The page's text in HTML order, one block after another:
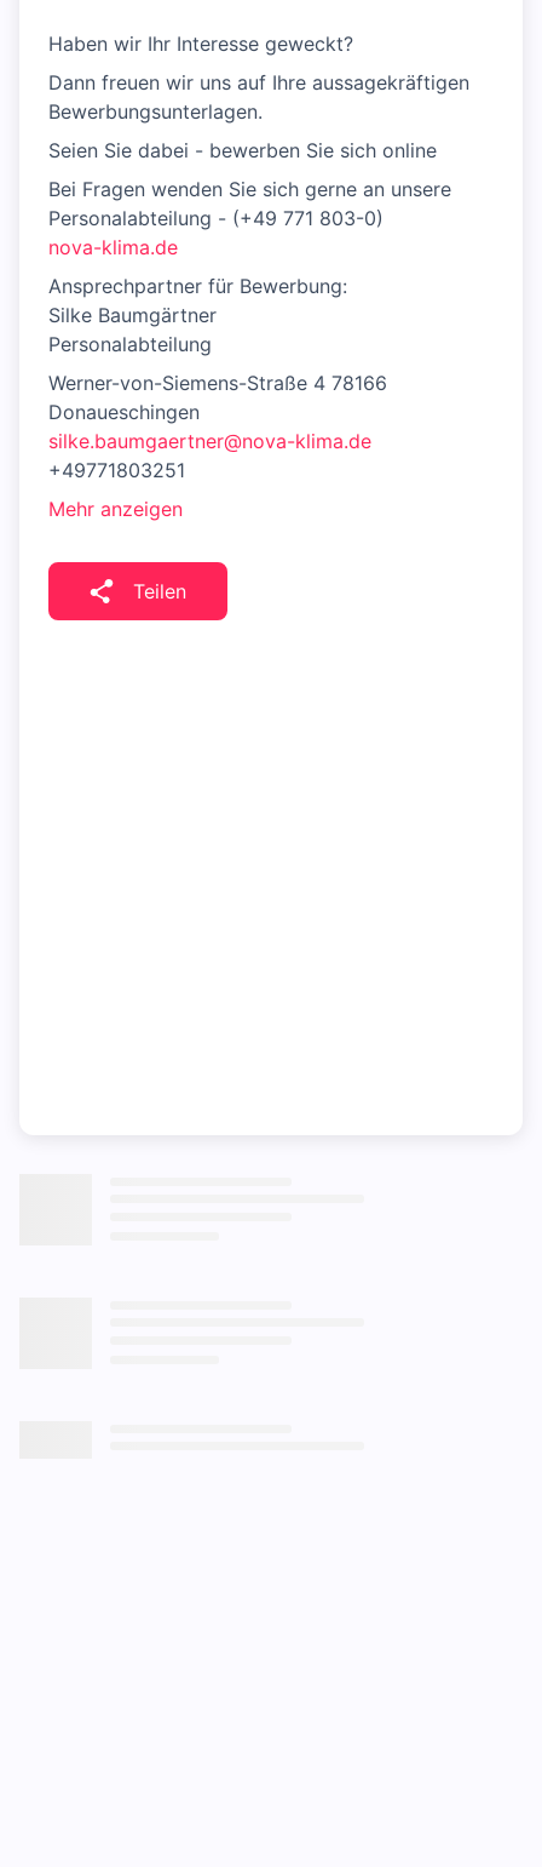
Haben wir Ihr Interesse geweckt?
Dann freuen wir uns auf Ihre aussagekräftigen
Bewerbungsunterlagen.
Seien Sie dabei - bewerben Sie sich online
Bei Fragen wenden Sie sich gerne an unsere
Personalabteilung - (+49 771 803-0)
nova-klima.de
Ansprechpartner für Bewerbung:
Silke Baumgärtner
Personalabteilung
Werner-von-Siemens-Straße 4 78166
Donaueschingen
silke.baumgaertner@nova-klima.de
+49771803251
Mehr anzeigen
Teilen